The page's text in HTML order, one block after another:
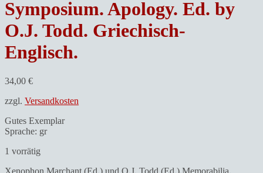
Symposium. Apology. Ed. by
O.J. Todd. Griechisch-
Englisch.
34,00 €
zzgl. Versandkosten
Gutes Exemplar
Sprache: gr
1 vorrätig
Xenophon Marchant (Ed.) und O.J. Todd (Ed.).Memorabilia.